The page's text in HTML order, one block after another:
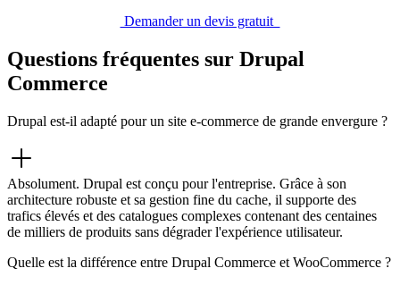
Demander un devis gratuit
Questions fréquentes sur Drupal
Commerce
Drupal est-il adapté pour un site e-commerce de grande envergure ?
Absolument. Drupal est conçu pour l'entreprise. Grâce à son
architecture robuste et sa gestion fine du cache, il supporte des
trafics élevés et des catalogues complexes contenant des centaines
de milliers de produits sans dégrader l'expérience utilisateur.
Quelle est la différence entre Drupal Commerce et WooCommerce ?